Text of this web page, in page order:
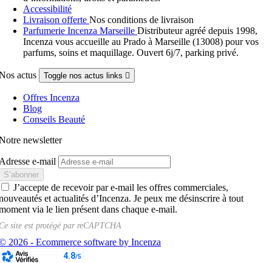
Accessibilité
Livraison offerte Nos conditions de livraison
Parfumerie Incenza Marseille Distributeur agréé depuis 1998,
Incenza vous accueille au Prado à Marseille (13008) pour vos
parfums, soins et maquillage. Ouvert 6j/7, parking privé.
actus Toggle nos actus links 
Offres Incenza
Blog
Conseils Beauté
newsletter
e-mail
J’accepte de recevoir par e-mail les offres commerciales,
et actualités d’Incenza. Je peux me désinscrire à tout
via le lien présent dans chaque e-mail.
site est protégé parreCAPTCHA
2026 - Ecommerce software by Incenza